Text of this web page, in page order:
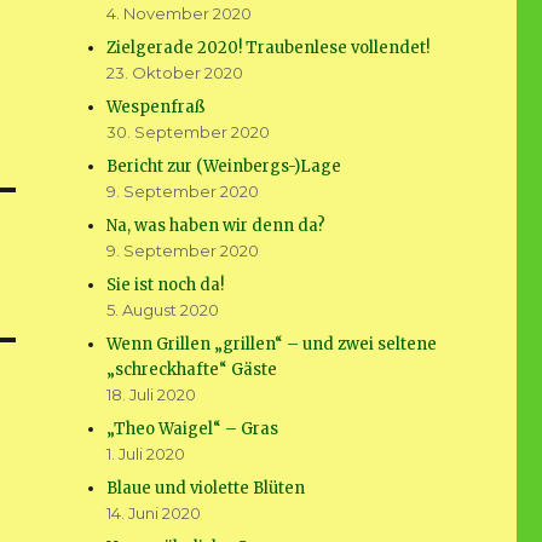
4. November 2020
Zielgerade 2020! Traubenlese vollendet!
23. Oktober 2020
Wespenfraß
30. September 2020
Bericht zur (Weinbergs-)Lage
9. September 2020
Na, was haben wir denn da?
9. September 2020
Sie ist noch da!
5. August 2020
Wenn Grillen „grillen“ – und zwei seltene
„schreckhafte“ Gäste
18. Juli 2020
„Theo Waigel“ – Gras
1. Juli 2020
Blaue und violette Blüten
14. Juni 2020